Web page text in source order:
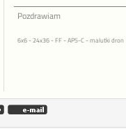
Pozdrawiam
6x6 - 24x36 - FF - APS-C - malutki dron